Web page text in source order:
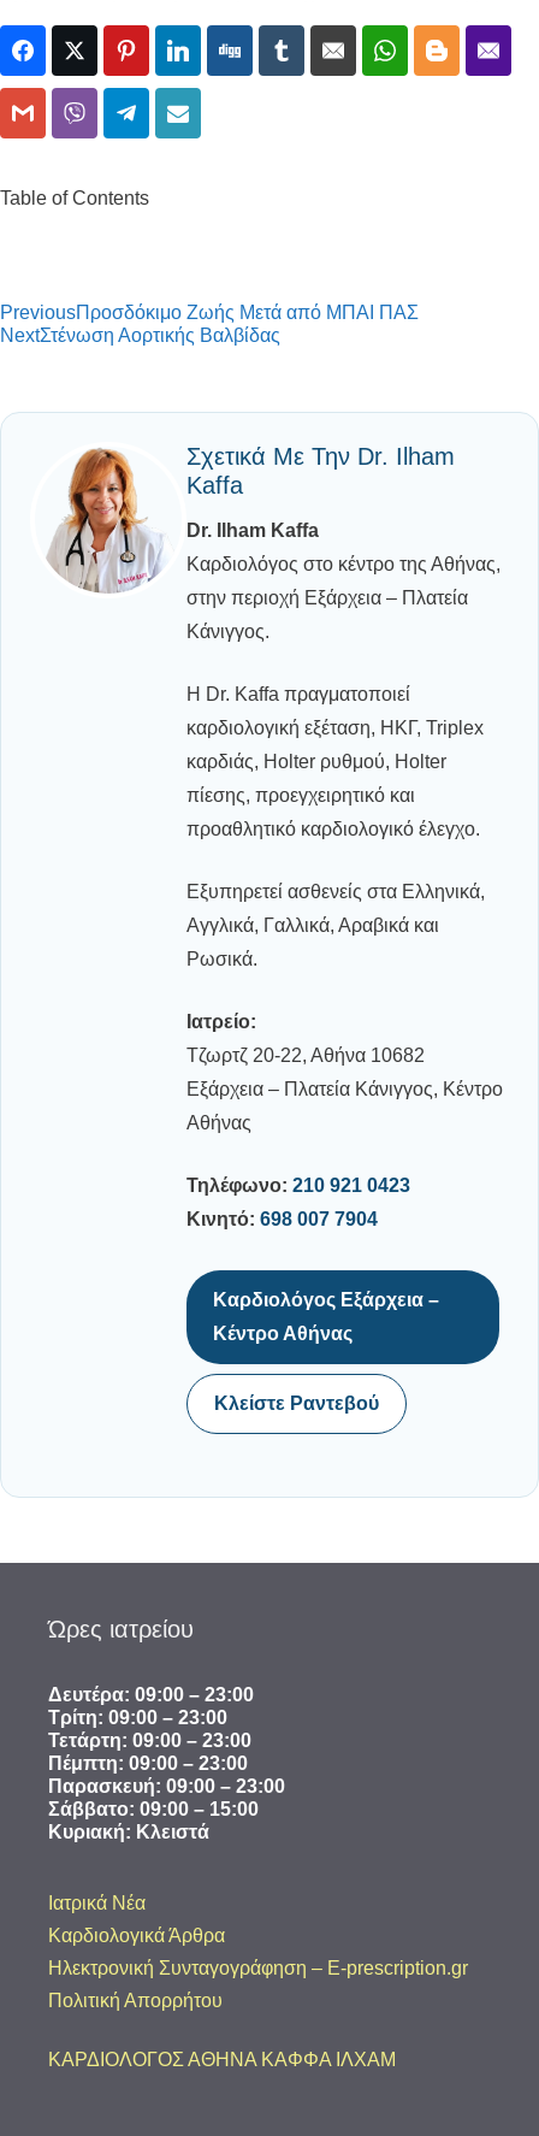
Table of Contents
PreviousΠροσδόκιμο Ζωής Μετά από ΜΠΑΙ ΠΑΣ
NextΣτένωση Αορτικής Βαλβίδας
Σχετικά Με Την Dr. Ilham
Kaffa
Dr. Ilham Kaffa
Καρδιολόγος στο κέντρο της Αθήνας,
στην περιοχή Εξάρχεια – Πλατεία
Κάνιγγος.
Η Dr. Kaffa πραγματοποιεί
καρδιολογική εξέταση, ΗΚΓ, Triplex
καρδιάς, Holter ρυθμού, Holter
πίεσης, προεγχειρητικό και
προαθλητικό καρδιολογικό έλεγχο.
Εξυπηρετεί ασθενείς στα Ελληνικά,
Αγγλικά, Γαλλικά, Αραβικά και
Ρωσικά.
Ιατρείο:
Τζωρτζ 20-22, Αθήνα 10682
Εξάρχεια – Πλατεία Κάνιγγος, Κέντρο
Αθήνας
Τηλέφωνο: 210 921 0423
Κινητό: 698 007 7904
Καρδιολόγος Εξάρχεια –
Κέντρο Αθήνας
Κλείστε Ραντεβού
Ώρες ιατρείου
Δευτέρα: 09:00 – 23:00
Τρίτη: 09:00 – 23:00
Τετάρτη: 09:00 – 23:00
Πέμπτη: 09:00 – 23:00
Παρασκευή: 09:00 – 23:00
​Σάββατο: 09:00 – 15:00
Κυριακή: Κλειστά
Ιατρικά Νέα
Καρδιολογικά Άρθρα
Ηλεκτρονική Συνταγογράφηση – E-prescription.gr
Πολιτική Απορρήτου
ΚΑΡΔΙΟΛΟΓΟΣ ΑΘΗΝΑ ΚΑΦΦΑ ΙΛΧΑΜ